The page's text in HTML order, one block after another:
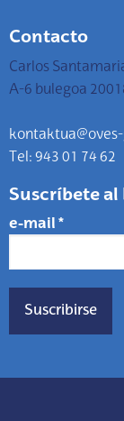
Contacto
Carlos
A-6 bulegoa
Tel: 943 01 74 62
Suscríbete
e-mail *